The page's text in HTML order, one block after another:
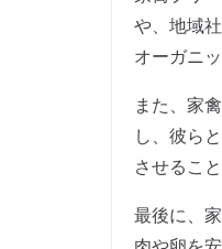
や、地域
オーガニ
また、家
し、彼ら
させるこ
最後に、